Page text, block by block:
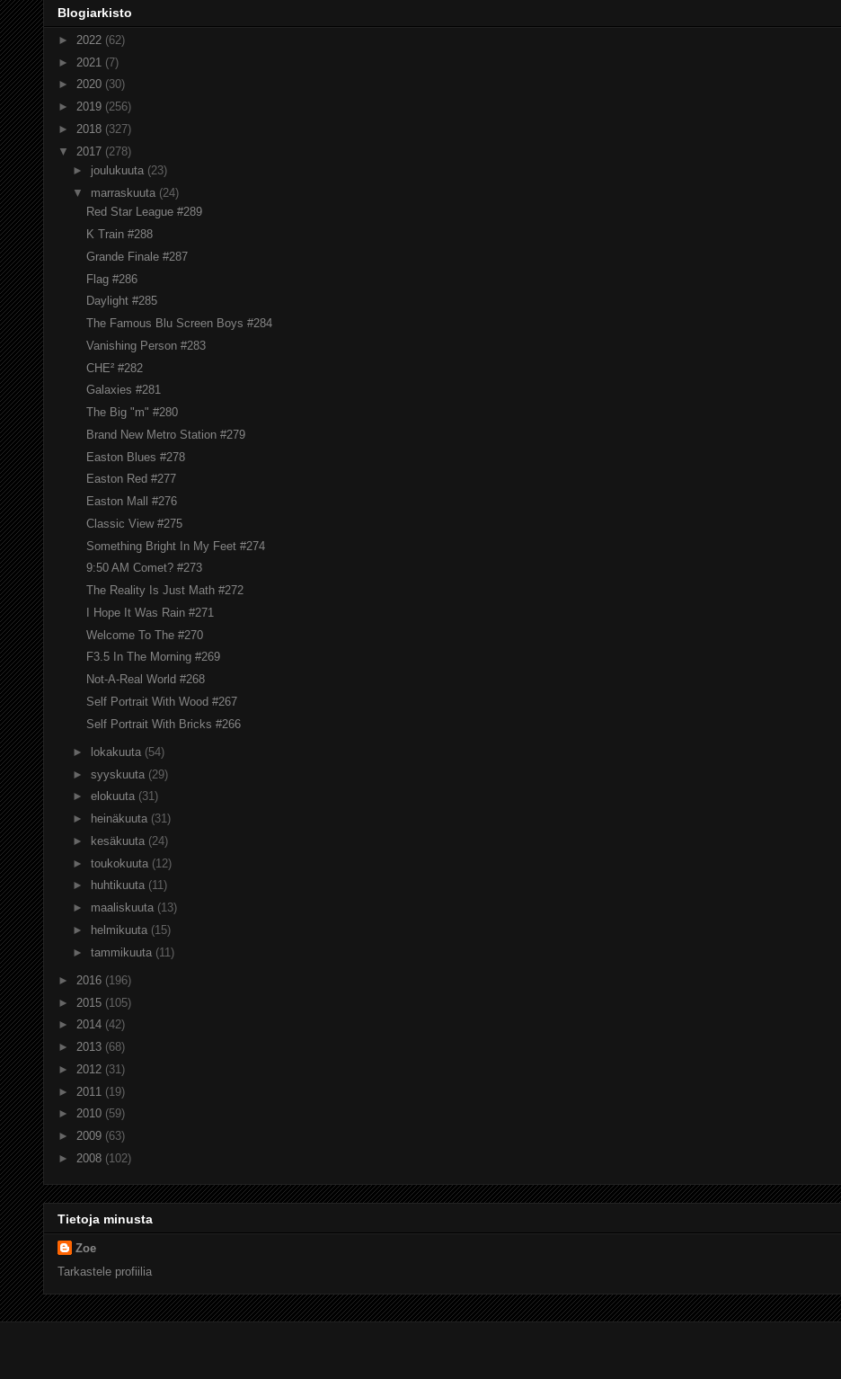
Blogiarkisto
► 2022 (62)
► 2021 (7)
► 2020 (30)
► 2019 (256)
► 2018 (327)
▼ 2017 (278)
► joulukuuta (23)
▼ marraskuuta (24)
Red Star League #289
K Train #288
Grande Finale #287
Flag #286
Daylight #285
The Famous Blu Screen Boys #284
Vanishing Person #283
CHE² #282
Galaxies #281
The Big "m" #280
Brand New Metro Station #279
Easton Blues #278
Easton Red #277
Easton Mall #276
Classic View #275
Something Bright In My Feet #274
9:50 AM Comet? #273
The Reality Is Just Math #272
I Hope It Was Rain #271
Welcome To The #270
F3.5 In The Morning #269
Not-A-Real World #268
Self Portrait With Wood #267
Self Portrait With Bricks #266
► lokakuuta (54)
► syyskuuta (29)
► elokuuta (31)
►
heinäkuuta (31)
►
kesäkuuta (24)
► toukokuuta (12)
►
huhtikuuta (11)
► maaliskuuta (13)
►
helmikuuta (15)
► tammikuuta (11)
► 2016 (196)
► 2015 (105)
► 2014 (42)
► 2013 (68)
► 2012 (31)
► 2011 (19)
► 2010 (59)
► 2009 (63)
► 2008 (102)
Tietoja minusta
Zoe
Tarkastele profiilia